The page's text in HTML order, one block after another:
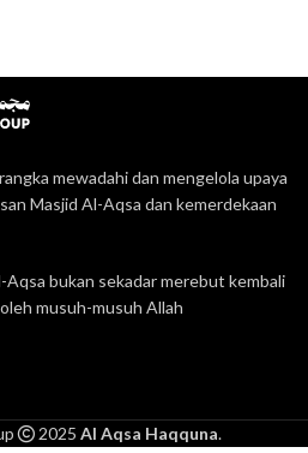
mewadahi dan mengelola upaya
Masjid Al-Aqsa dan kemerdekaan
bukan sekadar merebut kembali
musuh-musuh Allah
2025 Al Aqsa Haqquna.